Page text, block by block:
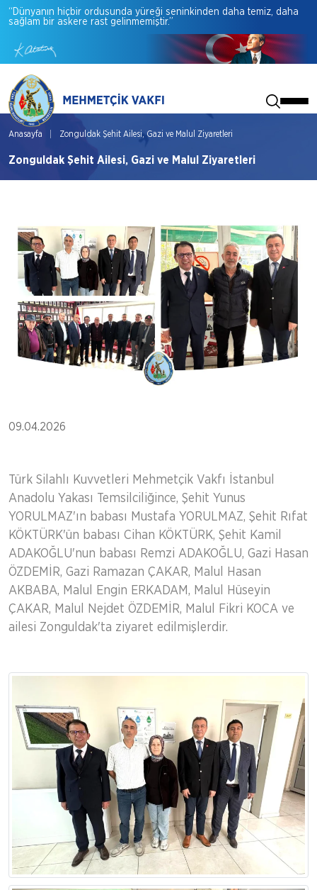
“Dünyanın hiçbir ordusunda yüreği seninkinden daha temiz, daha
sağlam bir askere rast gelinmemiştir.”
Anasayfa Zonguldak Şehit Ailesi, Gazi ve Malul Ziyaretleri
Zonguldak Şehit Ailesi, Gazi ve Malul Ziyaretleri
09.04.2026
Türk Silahlı Kuvvetleri Mehmetçik Vakfı İstanbul
Anadolu Yakası Temsilciliğince, Şehit Yunus
YORULMAZ'ın babası Mustafa YORULMAZ, Şehit Rıfat
KÖKTÜRK'ün babası Cihan KÖKTÜRK, Şehit Kamil
ADAKOĞLU'nun babası Remzi ADAKOĞLU, Gazi Hasan
ÖZDEMİR, Gazi Ramazan ÇAKAR, Malul Hasan
AKBABA, Malul Engin ERKADAM, Malul Hüseyin
ÇAKAR, Malul Nejdet ÖZDEMİR, Malul Fikri KOCA ve
ailesi Zonguldak'ta ziyaret edilmişlerdir.